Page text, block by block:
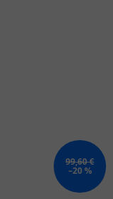
99,60 €
–20 %